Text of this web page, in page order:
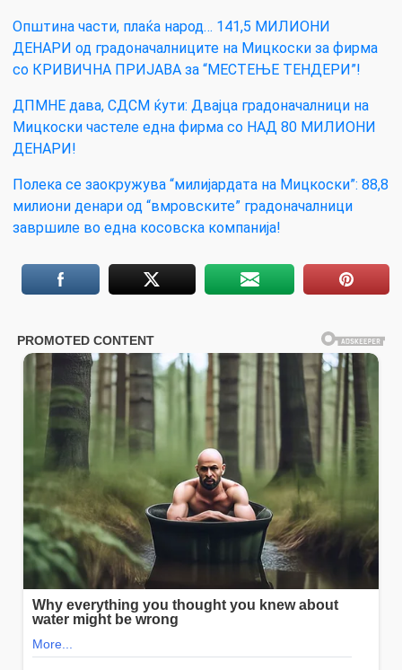
Општина части, плаќа народ… 141,5 МИЛИОНИ
ДЕНАРИ од градоначалниците на Мицкоски за фирма
со КРИВИЧНА ПРИЈАВА за “МЕСТЕЊЕ ТЕНДЕРИ”!
ДПМНЕ дава, СДСМ ќути: Двајца градоначалници на
Мицкоски частеле една фирма со НАД 80 МИЛИОНИ
ДЕНАРИ!
Полека се заокружува “милијардата на Мицкоски”: 88,8
милиони денари од “вмровските” градоначалници
завршиле во една косовска компанија!